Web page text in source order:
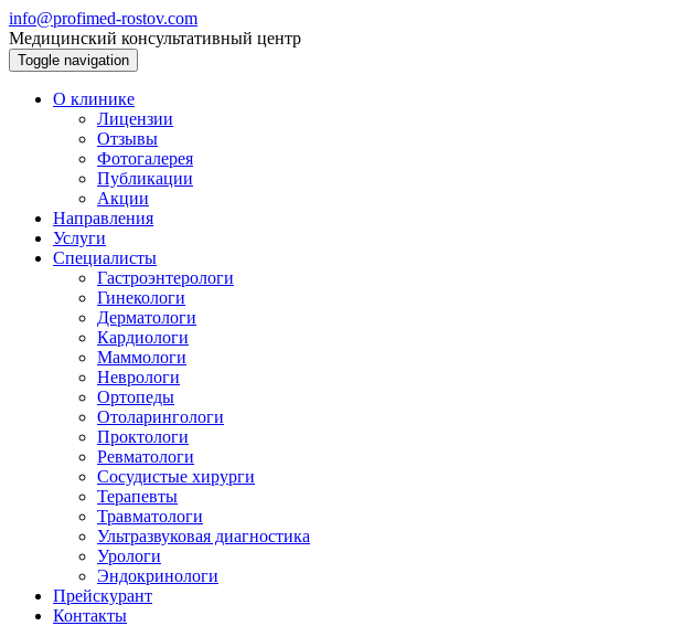
info@profimed-rostov.com
Медицинский консультативный центр
Toggle navigation
О клинике
Лицензии
Отзывы
Фотогалерея
Публикации
Акции
Направления
Услуги
Специалисты
Гастроэнтерологи
Гинекологи
Дерматологи
Кардиологи
Маммологи
Неврологи
Ортопеды
Отоларингологи
Проктологи
Ревматологи
Сосудистые хирурги
Терапевты
Травматологи
Ультразвуковая диагностика
Урологи
Эндокринологи
Прейскурант
Контакты